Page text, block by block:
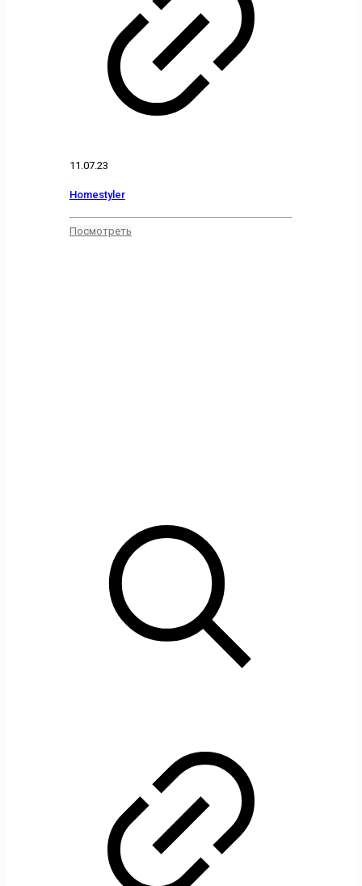
11.07.23
Homestyler
Посмотреть